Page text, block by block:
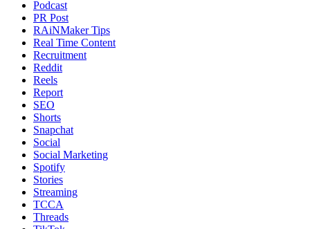
Podcast
PR Post
RAiNMaker Tips
Real Time Content
Recruitment
Reddit
Reels
Report
SEO
Shorts
Snapchat
Social
Social Marketing
Spotify
Stories
Streaming
TCCA
Threads